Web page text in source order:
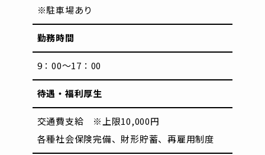
※駐車場あり
勤務時間
9：00～17：00
待遇・福利厚生
交通費支給 ※上限10,000円
各種社会保険完備、財形貯蓄、再雇用制度